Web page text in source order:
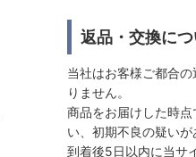
返品・交換に
当社はお客様ご都合
りません。
商品をお届けした時
い、初期不良の疑い
到着後5日以内に当サ